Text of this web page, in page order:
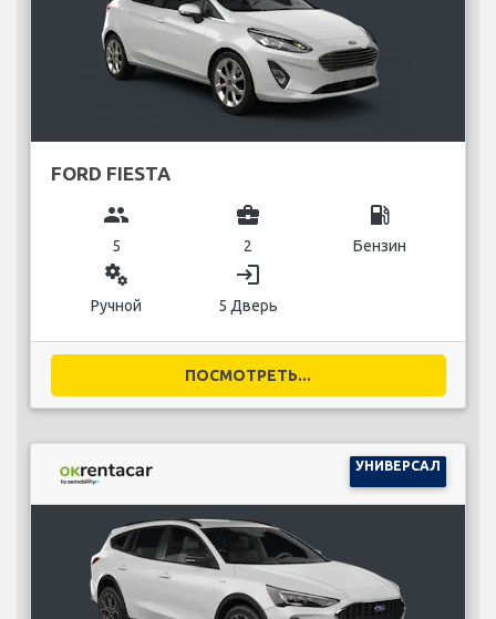
FORD FIESTA
group
5
business_center
2
local_gas_station
Бензин
miscellaneous_services
Ручной
login
5 Дверь
ПОСМОТРЕТЬ...
УНИВЕРСАЛ